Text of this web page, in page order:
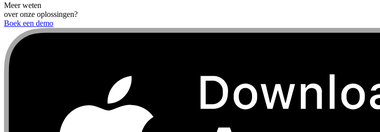
Meer weten
over onze oplossingen?
Boek een demo